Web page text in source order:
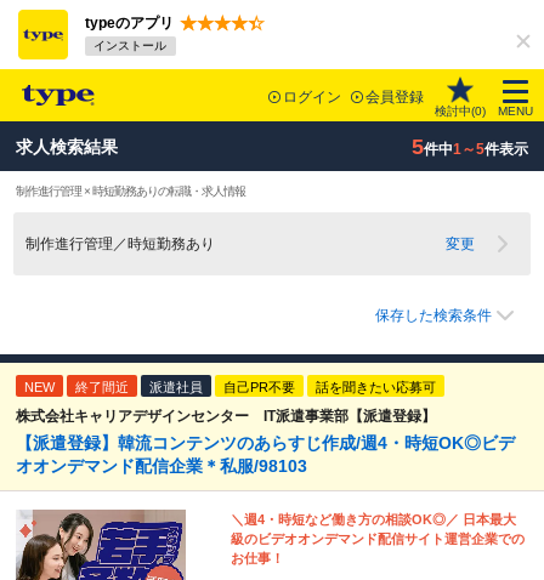
typeのアプリ
インストール
ログイン 会員登録
検討中(0) MENU
求人検索結果 5件中1～5件表示
制作進行管理 × 時短勤務ありの転職・求人情報
制作進行管理／時短勤務あり 変更
保存した検索条件
NEW 終了間近 派遣社員 自己PR不要 話を聞きたい応募可
株式会社キャリアデザインセンター IT派遣事業部【派遣登録】
【派遣登録】韓流コンテンツのあらすじ作成/週4・時短OK◎ビデ
オオンデマンド配信企業＊私服/98103
＼週4・時短など働き方の相談OK◎／ 日本最大
級のビデオオンデマンド配信サイト運営企業での
お仕事！